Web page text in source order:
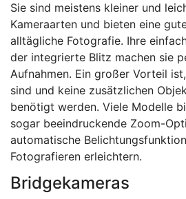
Sie sind meistens kleiner und
Kameraarten und bieten eine
alltägliche Fotografie. Ihre
der integrierte Blitz machen sie
Aufnahmen. Ein großer Vorteil
sind und keine zusätzlichen
benötigt werden. Viele Modelle
sogar beeindruckende Zoom-
automatische
Fotografieren erleichtern.
Bridgekameras